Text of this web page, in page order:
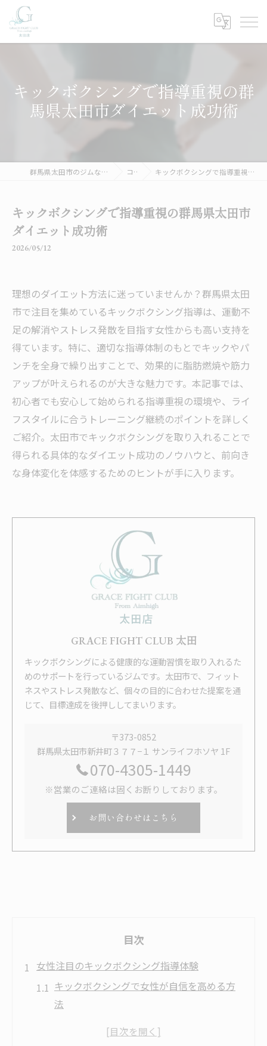
キックボクシングで指導重視の群
馬県太田市ダイエット成功術
群馬県太田市のジムならGRACE FIGHT CLUB 太田 コラム キックボクシングで指導重視の群馬県太田市ダイエット成功術
キックボクシングで指導重視の群馬県太田市
ダイエット成功術
2026/05/12
理想のダイエット方法に迷っていませんか？群馬県太田
市で注目を集めているキックボクシング指導は、運動不
足の解消やストレス発散を目指す女性からも高い支持を
得ています。特に、適切な指導体制のもとでキックやパ
ンチを全身で繰り出すことで、効果的に脂肪燃焼や筋力
アップが叶えられるのが大きな魅力です。本記事では、
初心者でも安心して始められる指導重視の環境や、ライ
フスタイルに合うトレーニング継続のポイントを詳しく
ご紹介。太田市でキックボクシングを取り入れることで
得られる具体的なダイエット成功のノウハウと、前向き
な身体変化を体感するためのヒントが手に入ります。
GRACE FIGHT CLUB 太田
キックボクシングによる健康的な運動習慣を取り入れるた
めのサポートを行っているジムです。太田市で、フィット
ネスやストレス発散など、個々の目的に合わせた提案を通
じて、目標達成を後押ししてまいります。
〒373-0852
群馬県太田市新井町３７７−１ サンライフホソヤ 1F
070-4305-1449
※営業のご連絡は固くお断りしております。
お問い合わせはこちら
目次
女性注目のキックボクシング指導体験
キックボクシングで女性が自信を高める方
法
太田の女性向け指導で運動不足を解消